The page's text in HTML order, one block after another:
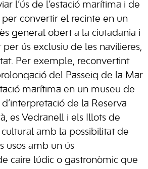
l’ús de l’estació marítima i de
per convertir el recinte en un
general obert a la ciutadania i
ús exclusiu de les navilieres,
Per exemple, reconvertint
del Passeig de la Mar
marítima en un museu de
de la Reserva
es Vedranell i els Illots de
cultural amb la possibilitat de
usos amb un ús
caire lúdic o gastronòmic que